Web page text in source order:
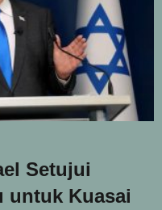
Setujui
untuk Kuasai